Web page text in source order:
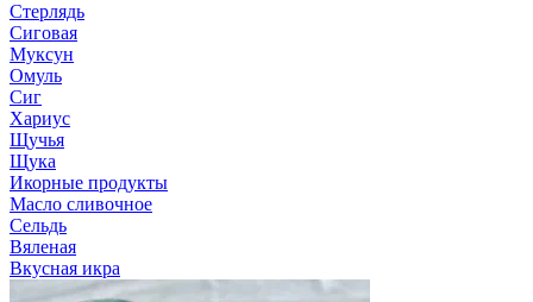
Стерлядь
Сиговая
Муксун
Омуль
Сиг
Хариус
Щучья
Щука
Икорные продукты
Масло сливочное
Сельдь
Вяленая
Вкусная икра